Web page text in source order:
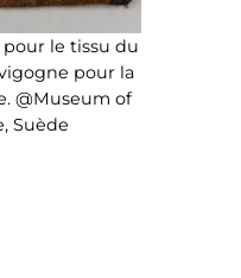
pour le tissu du
pour la
@Museum of
Suède